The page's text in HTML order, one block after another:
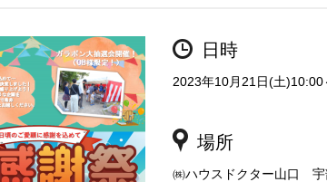
日時
2023年10月21日(土)10:00
場所
㈱ハウスドクター山口 宇